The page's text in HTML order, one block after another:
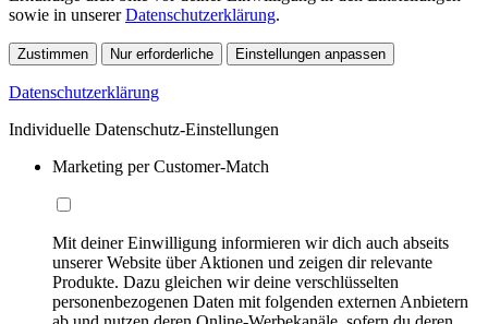
sowie in unsererDatenschutzerklärung.
Zustimmen Nur erforderliche Einstellungen anpassen
Datenschutzerklärung
Individuelle Datenschutz-Einstellungen
Marketing per Customer-Match
Mit deiner Einwilligung informieren wir dich auch abseits
unserer Website über Aktionen und zeigen dir relevante
Produkte. Dazu gleichen wir deine verschlüsselten
personenbezogenen Daten mit folgenden externen Anbietern